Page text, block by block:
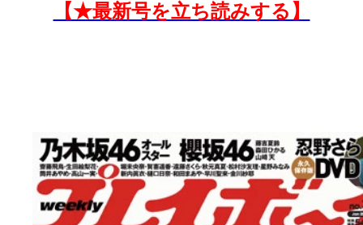
【★最新号を立ち読みする】